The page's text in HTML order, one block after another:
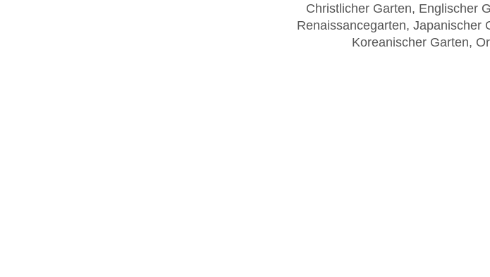
Christlicher Garten, Englischer
Renaissancegarten, Japanischer
Koreanischer Garten,